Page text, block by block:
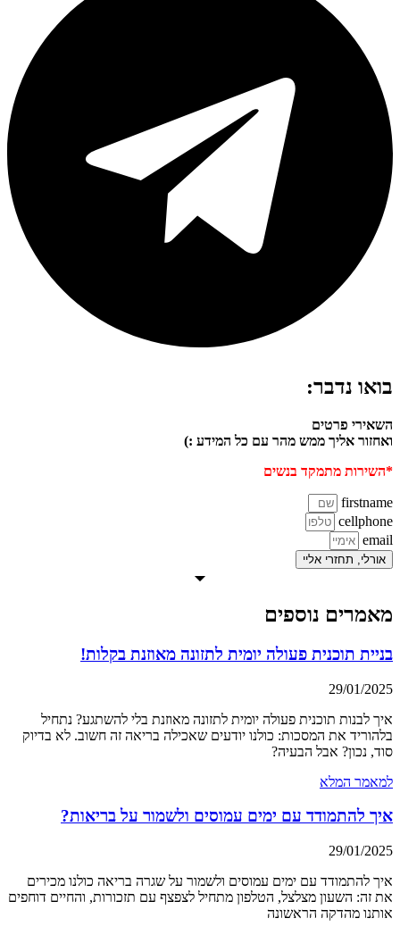
בואו נדבר:
השאירי פרטים
ואחזור אליך ממש מהר עם כל המידע :)
*השירות מתמקד בנשים
firstname
cellphone
email
אורלי, תחזרי אליי
מאמרים נוספים
בניית תוכנית פעולה יומית לתזונה מאוזנת בקלות!
29/01/2025
איך לבנות תוכנית פעולה יומית לתזונה מאוזנת בלי להשתגע? נתחיל
בלהוריד את המסכות: כולנו יודעים שאכילה בריאה זה חשוב. לא בדיוק
סוד, נכון? אבל הבעיה?
למאמר המלא
איך להתמודד עם ימים עמוסים ולשמור על בריאות?
29/01/2025
איך להתמודד עם ימים עמוסים ולשמור על שגרה בריאה כולנו מכירים
את זה: השעון מצלצל, הטלפון מתחיל לצפצף עם תזכורות, והחיים דוחפים
אותנו מהדקה הראשונה